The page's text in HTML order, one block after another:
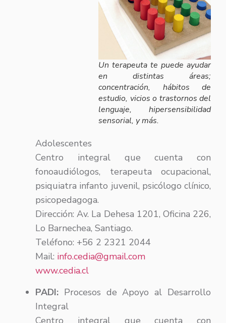
Un terapeuta te puede ayudar
en distintas áreas;
concentración, hábitos de
estudio, vicios o trastornos del
lenguaje, hipersensibilidad
sensorial, y más.
Adolescentes
Centro integral que cuenta con
fonoaudiólogos, terapeuta ocupacional,
psiquiatra infanto juvenil, psicólogo clínico,
psicopedagoga.
Dirección: Av. La Dehesa 1201, Oficina 226,
Lo Barnechea, Santiago.
Teléfono: +56 2 2321 2044
Mail: info.cedia@gmail.com
www.cedia.cl
PADI: Procesos de Apoyo al Desarrollo
Integral
Centro integral que cuenta con